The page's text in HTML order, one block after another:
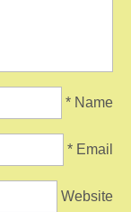
Name
*
Email
*
Website